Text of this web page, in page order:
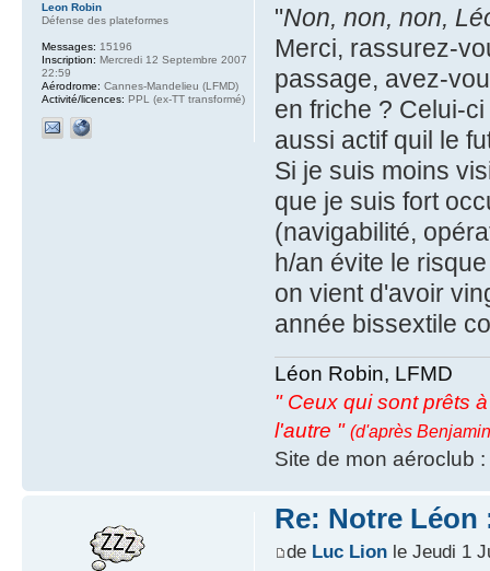
"Non, non, non,
Merci, rassurez-
passage, avez-
en friche ? Celui-
aussi actif quil le
Si je suis moins
que je suis fort
(navigabilité,
h/an évite le
on vient d'avoir
année bissextile
Léon Robin, LFMD
" Ceux qui sont prêts
l'autre " (d'après
Site de mon aéroclub :
Leon Robin
Défense des plateformes
Messages: 15196
Inscription: Mercredi 12 Septembre 2007
22:59
Aérodrome: Cannes-Mandelieu (LFMD)
Activité/licences: PPL (ex-TT transformé)
Re: Notre Léon
de Luc Lionle Jeudi 1